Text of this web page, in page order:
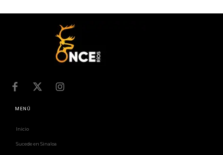
MENÚ
Inicio
Sucede en Sinaloa